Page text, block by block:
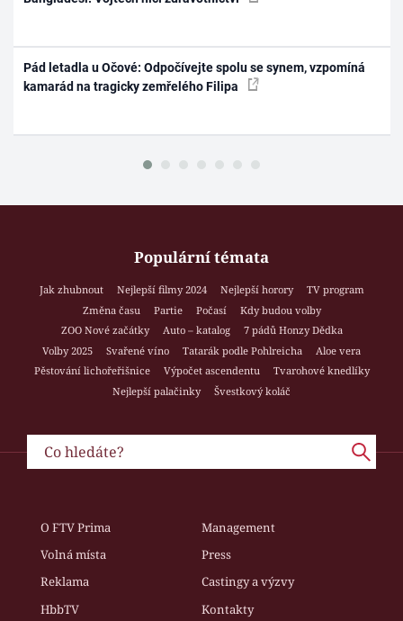
Pád letadla u Očové: Odpočívejte spolu se synem, vzpomíná
kamarád na tragicky zemřelého Filipa
Populární témata
Jak zhubnout Nejlepší filmy 2024 Nejlepší horory
TV program
Změna času
Partie Počasí
Kdy budou volby
ZOO Nové začátky
Auto – katalog
7 pádů Honzy Dědka
Volby 2025
Svařené víno Tatarák podle Pohlreicha
Aloe vera
Pěstování lichořeřišnice
Výpočet ascendentu
Tvarohové knedlíky
Nejlepší palačinky
Švestkový koláč
O FTV Prima
Management
Volná místa
Press
Reklama
Castingy a výzvy
HbbTV
Kontakty